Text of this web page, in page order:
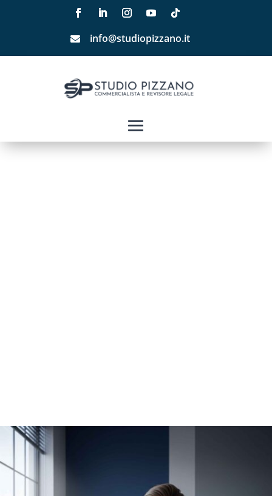
 info@studiopizzano.it